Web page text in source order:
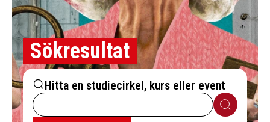
Sökresultat
Hitta en studiecirkel, kurs eller event
Sök